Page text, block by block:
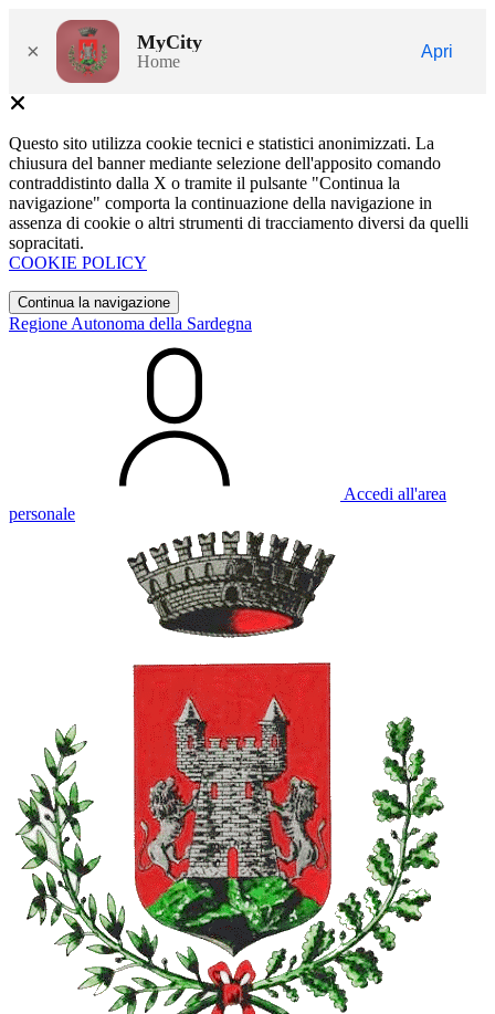
× MyCity
Home
Apri
Questo sito utilizza cookie tecnici e statistici anonimizzati. La
chiusura del banner mediante selezione dell'apposito comando
contraddistinto dalla X o tramite il pulsante "Continua la
navigazione" comporta la continuazione della navigazione in
assenza di cookie o altri strumenti di tracciamento diversi da quelli
sopracitati.
COOKIE POLICY
Continua la navigazione
Regione Autonoma della Sardegna
Accedi all'area
personale